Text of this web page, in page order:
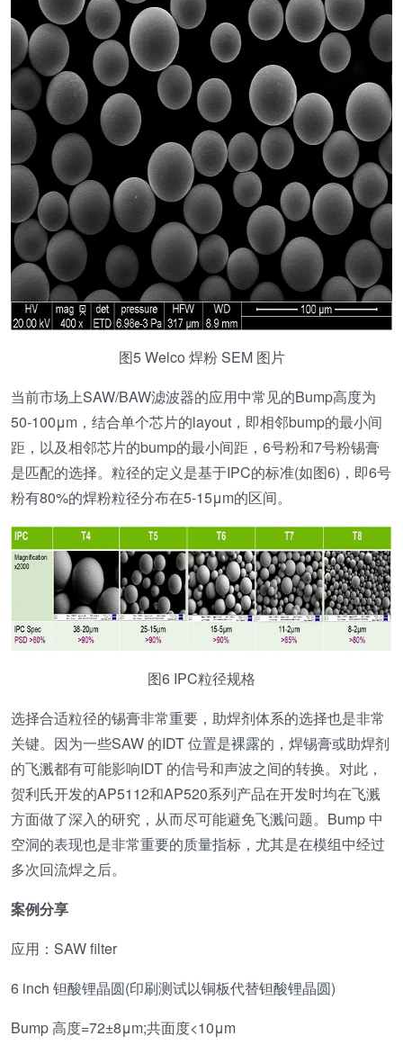
图5 Welco 焊粉 SEM 图片
当前市场上SAW/BAW滤波器的应用中常见的Bump高度为
50-100μm，结合单个芯片的layout，即相邻bump的最小间
距，以及相邻芯片的bump的最小间距，6号粉和7号粉锡膏
是匹配的选择。粒径的定义是基于IPC的标准(如图6)，即6号
粉有80%的焊粉粒径分布在5-15μm的区间。
图6 IPC粒径规格
选择合适粒径的锡膏非常重要，助焊剂体系的选择也是非常
关键。因为一些SAW 的IDT 位置是裸露的，焊锡膏或助焊剂
的飞溅都有可能影响IDT 的信号和声波之间的转换。对此，
贺利氏开发的AP5112和AP520系列产品在开发时均在飞溅
方面做了深入的研究，从而尽可能避免飞溅问题。Bump 中
空洞的表现也是非常重要的质量指标，尤其是在模组中经过
多次回流焊之后。
案例分享
应用：SAW filter
6 inch 钽酸锂晶圆(印刷测试以铜板代替钽酸锂晶圆)
Bump 高度=72±8μm;共面度<10μm